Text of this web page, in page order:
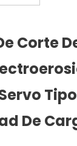
Corte
De